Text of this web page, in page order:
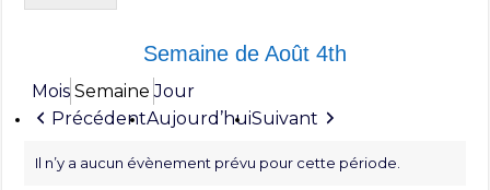
Semaine de Août 4th
Mois Semaine Jour
PrécédentAujourd’huiSuivant
Il n’y a aucun évènement prévu pour cette période.